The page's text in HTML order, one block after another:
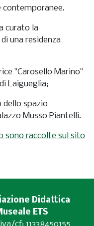
contemporanee.
curato la
una residenza
"Carosello Marino"
Laigueglia;
a uso laboratriale a Palazzo Musso Piantelli.
sono raccolte sul sito
Didattica
ETS
cf: 11338450155